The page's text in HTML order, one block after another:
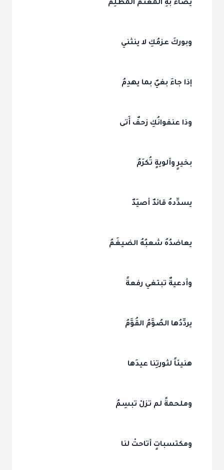
يُضاءُ بهِ المُعتَمُ المظلِمُ
وبوركَ عزمُكِ لا ينثني
إذا جاءَ بغيٌ بما يهدِمُ
وذا عنفوانُكِ زحفٌ أَتى
بخيرٍ وألويةٍ تُكرَمُ
يسدِّدهُ قائدٌ أصيَدٌ
يعاضدُهُ شعبُهُ الضيغَمُ
وأدعيةٌ تبتغي رفعةً
يردِّدُها الصُوَّمُ القُوَّمُ
هنيئاً لثورتِنا عيدَها
وملحمةً لم تزلْ تبسِمُ
ومكتسباتٍ أتاحتْ لنا